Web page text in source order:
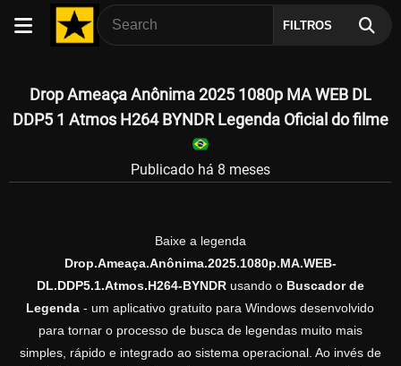
FILTROS
Drop Ameaça Anônima 2025 1080p MA WEB DL
DDP5 1 Atmos H264 BYNDR Legenda Oficial do filme
Publicado há 8 meses
Baixe a legenda
Drop.Ameaça.Anônima.2025.1080p.MA.WEB-
DL.DDP5.1.Atmos.H264-BYNDRusando o Buscador de
Legenda - um aplicativo gratuito para Windows desenvolvido
para tornar o processo de busca de legendas muito mais
simples, rápido e integrado ao sistema operacional. Ao invés de